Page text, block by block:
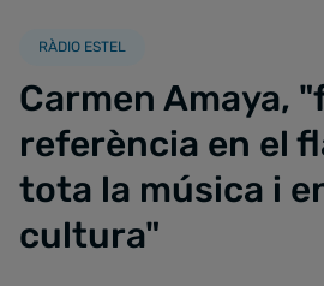
RÀDIO ESTEL
Carmen Amaya,
referència en el
tota la música i
cultura"